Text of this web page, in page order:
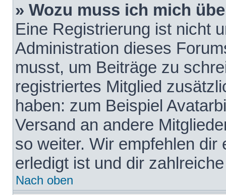
» Wozu muss ich mich
Eine Registrierung ist nicht
Administration dieses
musst, um Beiträge zu
registriertes Mitglied
haben: zum Beispiel
Versand an andere
so weiter. Wir empfehlen
erledigt ist und dir
Nach oben